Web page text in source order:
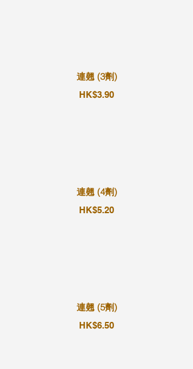
連翹 (3劑)
HK$3.90
連翹 (4劑)
HK$5.20
連翹 (5劑)
HK$6.50